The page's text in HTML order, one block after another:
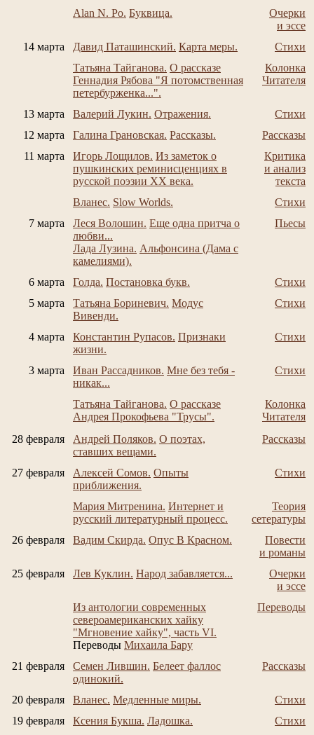
Alan N. Po. Буквица.
Очерки
и эссе
14 марта
Давид Паташинский. Карта меры.
Стихи
Татьяна Тайганова. О рассказе
Геннадия Рябова "Я потомственная
петербурженка...".
Колонка
Читателя
13 марта Валерий Лукин. Отражения.
Стихи
12 марта
Галина Грановская. Рассказы.
Рассказы
11 марта
Игорь Лощилов. Из заметок о
пушкинских реминисценциях в
русской поэзии XX века.
Критика
и анализ
текста
Вланес. Slow Worlds.
Стихи
7 марта
Леся Волошин. Еще одна притча о
любви...
Лада Лузина. Альфонсина (Дама с
камелиями).
Пьесы
6 марта Голда. Постановка букв.
Стихи
5 марта
Татьяна Бориневич. Модус
Вивенди.
Стихи
4 марта Константин Рупасов. Признаки
жизни.
Стихи
3 марта Иван Рассадников. Мне без тебя -
никак...
Стихи
Татьяна Тайганова. О рассказе
Андрея Прокофьева "Трусы".
Колонка
Читателя
28 февраля
Андрей Поляков. О поэтах,
ставших вещами.
Рассказы
27 февраля Алексей Сомов. Опыты
приближения.
Стихи
Мария Митренина. Интернет и
русский литературный процесс.
Теория
сетературы
26 февраля
Вадим Скирда. Опус В Красном.
Повести
и романы
25 февраля
Лев Куклин. Народ забавляется...
Очерки
и эссе
Из антологии современных
североамериканских хайку
"Мгновение хайку", часть VI.
Переводы Михаила Бару
Переводы
21 февраля Семен Лившин. Белеет фаллос
одинокий.
Рассказы
20 февраля Вланес. Медленные миры.
Стихи
19 февраля
Ксения Букша. Ладошка.
Стихи